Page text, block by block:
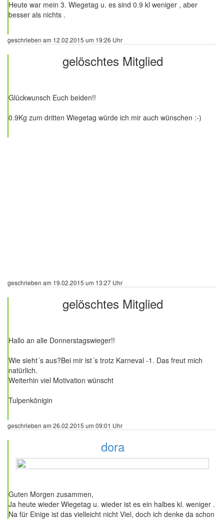
Heute war mein 3. Wiegetag u. es sind 0.9 kl weniger , aber
besser als nichts .
geschrieben am 12.02.2015 um 19:26 Uhr
gelöschtes Mitglied
Glückwunsch Euch beiden!!
0.9Kg zum dritten Wiegetag würde ich mir auch wünschen :-)
geschrieben am 19.02.2015 um 13:27 Uhr
gelöschtes Mitglied
Hallo an alle Donnerstagswieger!!
Wie sieht´s aus?Bei mir ist´s trotz Karneval -1. Das freut mich
natürlich.
Weiterhin viel Motivation wünscht
Tulpenkönigin
geschrieben am 26.02.2015 um 09:01 Uhr
dora
Guten Morgen zusammen,
Ja heute wieder Wiegetag u. wieder ist es ein halbes kl. weniger .
Na für Einige ist das vielleicht nicht Viel, doch ich denke da schon